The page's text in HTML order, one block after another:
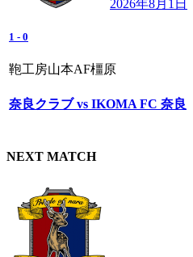
2026年8月1日
1 - 0
鞄工房山本AF橿原
奈良クラブ vs IKOMA FC 奈良
NEXT MATCH